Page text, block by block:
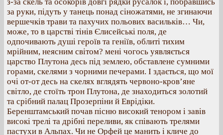
за руки, підуть у танець понад сіножатями, не згинаючи
вершечків трави та пахучих польових васильків… Чи,
може, то в царстві тінів Єлисейські поля, де
одпочивають душі героїв та геніїв, облиті тихим
мрійним, неясним світом? мені чогось уявляється
царство Плутона десь під землею, обставлене сумними
горами, скелями з чорними печерами. І здається, що мої
очі от-от десь на скелях вглядять червоно-кров’яне
світло, де стоїть трон Плутона, де знаходиться золотий
та срібний палац Прозерпіни й Еврідіки.
Беренштамський почав пісню високий тенором і завів
високі трелі та дрібні переливи, як співають трелями
пастухи в Альпах. Чи не Орфей це манить і кличе до